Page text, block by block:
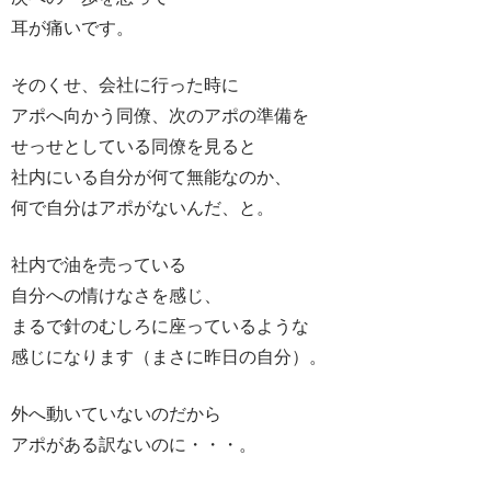
耳が痛いです。
そのくせ、会社に行った時に
アポへ向かう同僚、次のアポの準備を
せっせとしている同僚を見ると
社内にいる自分が何て無能なのか、
何で自分はアポがないんだ、と。
社内で油を売っている
自分への情けなさを感じ、
まるで針のむしろに座っているような
感じになります（まさに昨日の自分）。
外へ動いていないのだから
アポがある訳ないのに・・・。